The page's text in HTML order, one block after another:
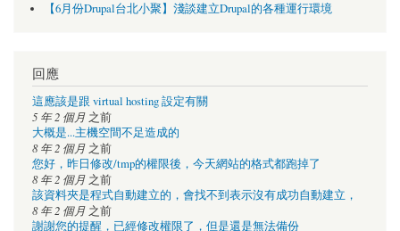
【6月份Drupal台北小聚】淺談建立Drupal的各種運行環境
回應
這應該是跟 virtual hosting 設定有關
5 年 2 個月 之前
大概是...主機空間不足造成的
8 年 2 個月 之前
您好，昨日修改/tmp的權限後，今天網站的格式都跑掉了
8 年 2 個月 之前
該資料夾是程式自動建立的，會找不到表示沒有成功自動建立，
8 年 2 個月 之前
謝謝您的提醒，已經修改權限了，但是還是無法備份